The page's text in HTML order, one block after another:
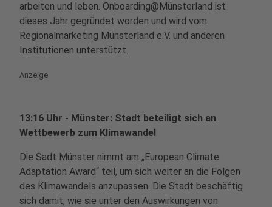
arbeiten und leben. Onboarding@Münsterland ist
dieses Jahr gegründet worden und wird vom
Regionalmarketing Münsterland e.V. und anderen
Institutionen unterstützt.
Anzeige
13:16 Uhr - Münster: Stadt beteiligt sich an
Wettbewerb zum Klimawandel
Die Sadt Münster nimmt am „European Climate
Adaptation Award“ teil, um sich weiter an die Folgen
des Klimawandels anzupassen. Die Stadt beschäftig
sich damit, wie sie unter den Auswirkungen von